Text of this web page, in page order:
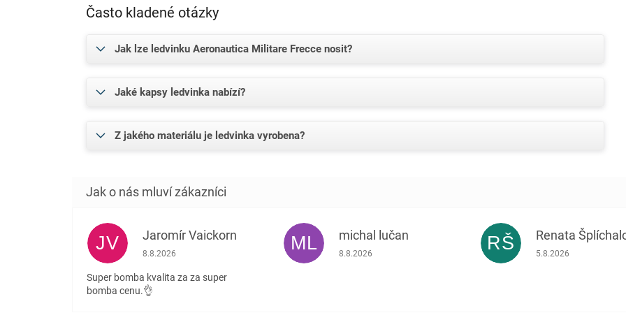
Často kladené otázky
Jak lze ledvinku Aeronautica Militare Frecce nosit?
Jaké kapsy ledvinka nabízí?
Z jakého materiálu je ledvinka vyrobena?
JV Jaromír Vaickorn
Hodnocení obchodu je 5 z 5 hvězdiček.
8.8.2026
Super bomba kvalita za za super
bomba cenu.👌
ML michal lučan
Hodnocení obchodu je 5 z 5 hvězdiček.
8.8.2026 RŠ Renata
Hodnocení obchodu
5.8.2026